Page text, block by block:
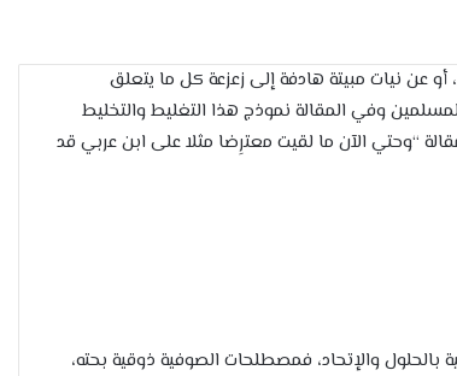
عن نيات مبيتة هادفة إلى زعزعة كل ما يتعلق
وفي المقالة نموذج هذا التغليط والتخليط
“وحتي الآن ما لقيت معترِضا مثلا على ابن عربي قد
والإتحاد، فمصطلحات الصوفية ذوقية بحته،